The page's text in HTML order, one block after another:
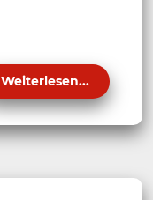
Weiterlesen...